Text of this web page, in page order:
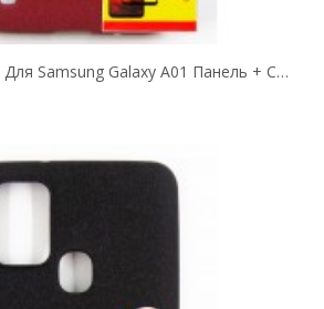
Комплект DENGOS Для Samsung Galaxy A01 Панель + Стекло Защитное Carbon (Red)...